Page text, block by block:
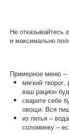
Не отказывайтесь
и максимально
Примерное меню –
мягкий
ваш рацион
сварите себе
овощи. Вся
из питья –
соломинку –